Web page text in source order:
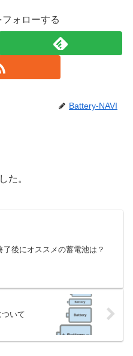
ォローする
Battery-NAVI
た。
了後にオススメの蓄電池は？
いて